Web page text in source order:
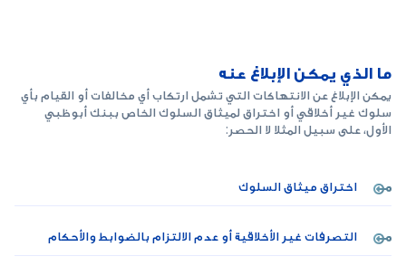
ما الذي يمكن الإبلاغ عنه
يمكن الإبلاغ عن الانتهاكات التي تشمل ارتكاب أي مخالفات أو القيام بأي
سلوك غير أخلاقي أو اختراق لميثاق السلوك الخاص ببنك أبوظبي
الأول، على سبيل المثلا لا الحصر:
اختراق ميثاق السلوك
التصرفات غير الأخلاقية أو عدم الالتزام بالضوابط والأحكام